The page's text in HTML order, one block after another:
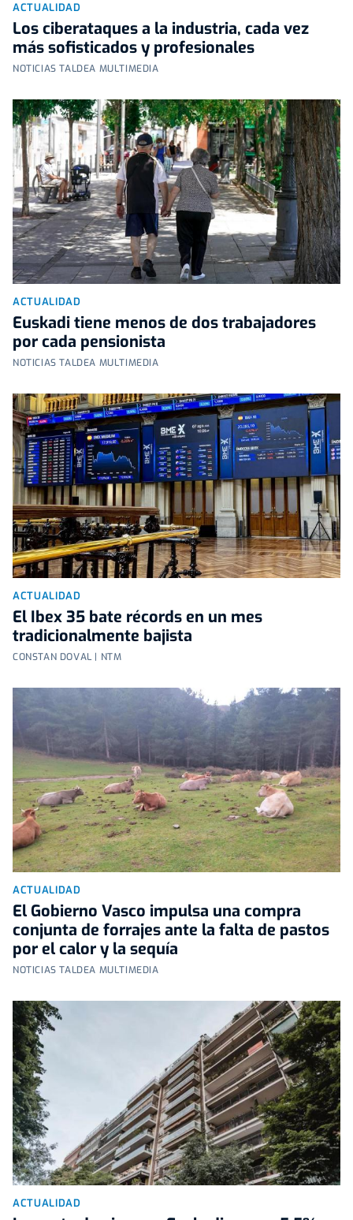
ACTUALIDAD
Los ciberataques a la industria, cada vez
más sofisticados y profesionales
NOTICIAS TALDEA MULTIMEDIA
ACTUALIDAD
Euskadi tiene menos de dos trabajadores
por cada pensionista
NOTICIAS TALDEA MULTIMEDIA
ACTUALIDAD
El Ibex 35 bate récords en un mes
tradicionalmente bajista
CONSTAN DOVAL | NTM
ACTUALIDAD
El Gobierno Vasco impulsa una compra
conjunta de forrajes ante la falta de pastos
por el calor y la sequía
NOTICIAS TALDEA MULTIMEDIA
ACTUALIDAD